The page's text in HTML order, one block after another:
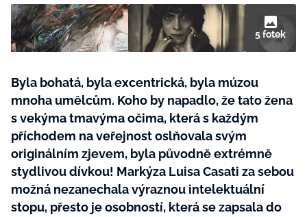
5 fotek
Byla bohatá, byla excentrická, byla múzou
mnoha umělcům. Koho by napadlo, že tato žena
s vekýma tmavýma očima, která s každým
příchodem na veřejnost oslňovala svým
originálním zjevem, byla původně extrémně
stydlivou dívkou! Markýza Luisa Casati za sebou
možná nezanechala výraznou intelektuální
stopu, přesto je osobností, která se zapsala do